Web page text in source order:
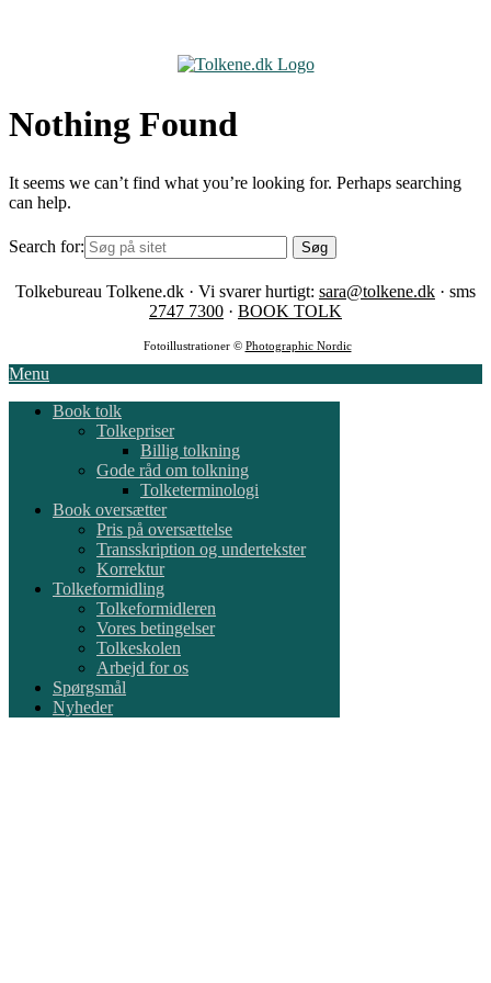
Nothing Found
It seems we can’t find what you’re looking for. Perhaps searching
can help.
Search for:
Tolkebureau Tolkene.dk · Vi svarer hurtigt: sara@tolkene.dk · sms
2747 7300 · BOOK TOLK
Fotoillustrationer © Photographic Nordic
Menu
Book tolk
Tolkepriser
Billig tolkning
Gode råd om tolkning
Tolketerminologi
Book oversætter
Pris på oversættelse
Transskription og undertekster
Korrektur
Tolkeformidling
Tolkeformidleren
Vores betingelser
Tolkeskolen
Arbejd for os
Spørgsmål
Nyheder